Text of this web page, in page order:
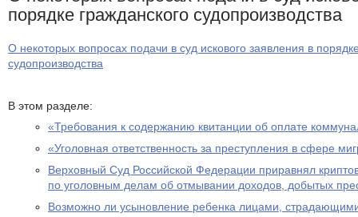
порядке гражданского судопроизводства
О некоторых вопросах подачи в суд искового заявления в
судопроизводства
В этом разделе:
«Требования к содержанию квитанции об оплате
«Уголовная ответственность за преступления в сфере
Верховный Суд Российской Федерации приравнял
по уголовным делам об отмывании доходов, добытых
Возможно ли усыновление ребенка лицами,